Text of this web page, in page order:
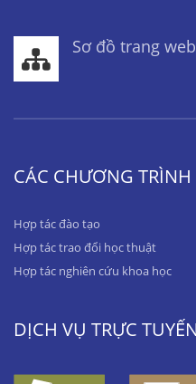
Sơ đồ trang web
CÁC CHƯƠNG
Hợp tác đào tạo
Hợp tác trao đổi học thuật
Hợp tác nghiên cứu khoa học
DỊCH VỤ TRỰC TUYẾN